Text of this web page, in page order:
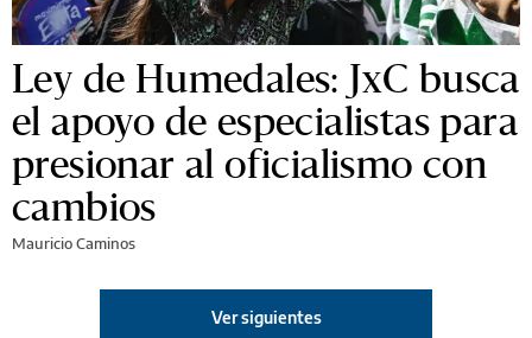
Ley de Humedales: JxC busca
el apoyo de especialistas para
presionar al oficialismo con
cambios
Mauricio Caminos
Ver siguientes